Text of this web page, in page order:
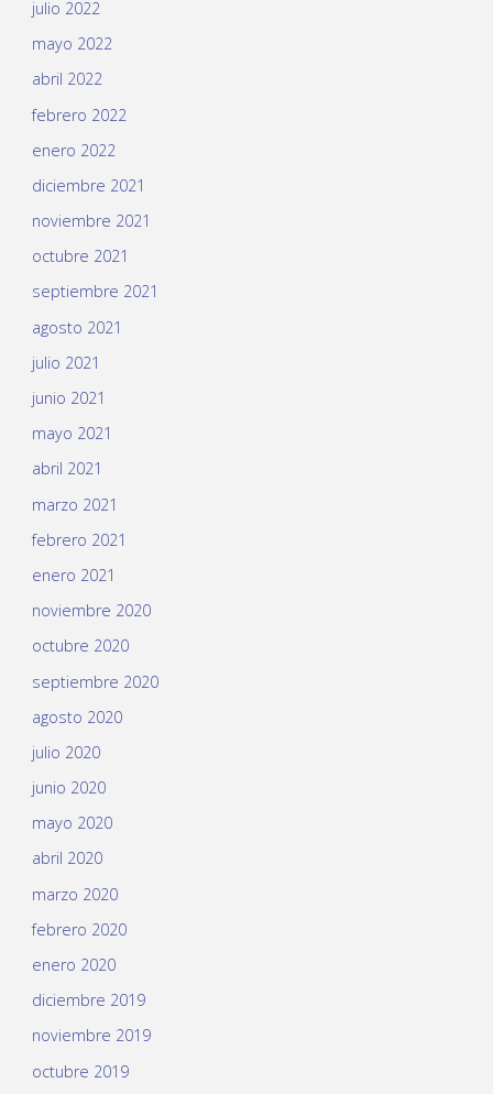
julio 2022
mayo 2022
abril 2022
febrero 2022
enero 2022
diciembre 2021
noviembre 2021
octubre 2021
septiembre 2021
agosto 2021
julio 2021
junio 2021
mayo 2021
abril 2021
marzo 2021
febrero 2021
enero 2021
noviembre 2020
octubre 2020
septiembre 2020
agosto 2020
julio 2020
junio 2020
mayo 2020
abril 2020
marzo 2020
febrero 2020
enero 2020
diciembre 2019
noviembre 2019
octubre 2019